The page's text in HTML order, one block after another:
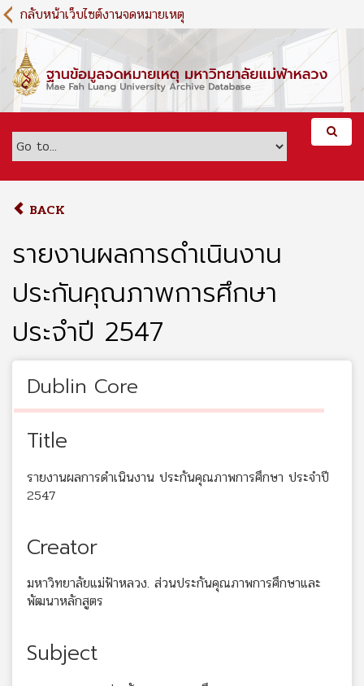
S
k
m
c
กลับหน้าเว็บไซต์งานจดหมายเหตุ
BACK
รายงานผลการดำเนินงาน
ประกันคุณภาพการศึกษา
ประจำปี 2547
Dublin Core
Title
รายงานผลการดำเนินงาน ประกันคุณภาพการศึกษา ประจำปี
2547
Creator
มหาวิทยาลัยแม่ฟ้าหลวง. ส่วนประกันคุณภาพการศึกษาและ
พัฒนาหลักสูตร
Subject